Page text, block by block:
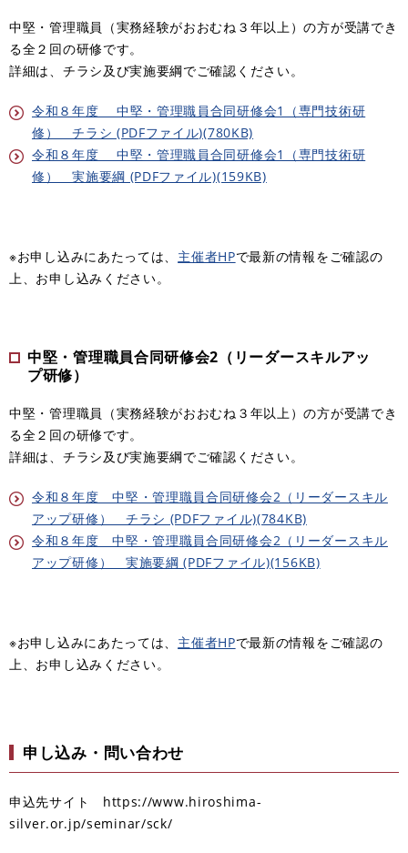
中堅・管理職員（実務経験がおおむね３年以上）の方が受講でき
る全２回の研修です。
詳細は、チラシ及び実施要綱でご確認ください。
令和８年度 中堅・管理職員合同研修会1（専門技術研
修） チラシ (PDFファイル)(780KB)
令和８年度 中堅・管理職員合同研修会1（専門技術研
修） 実施要綱 (PDFファイル)(159KB)
※お申し込みにあたっては、 主催者HPで最新の情報をご確認の
上、お申し込みください。
中堅・管理職員合同研修会2（リーダースキルアッ
プ研修）
中堅・管理職員（実務経験がおおむね３年以上）の方が受講でき
る全２回の研修です。
詳細は、チラシ及び実施要綱でご確認ください。
令和８年度 中堅・管理職員合同研修会2（リーダースキル
アップ研修） チラシ (PDFファイル)(784KB)
令和８年度 中堅・管理職員合同研修会2（リーダースキル
アップ研修） 実施要綱 (PDFファイル)(156KB)
※お申し込みにあたっては、 主催者HPで最新の情報をご確認の
上、お申し込みください。
申し込み・問い合わせ
申込先サイト https://www.hiroshima-
silver.or.jp/seminar/sck/